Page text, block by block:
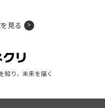
見る
知り、未来を描く